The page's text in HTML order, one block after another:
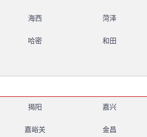
海西 菏泽
哈密 和田
揭阳 嘉兴
嘉峪关 金昌